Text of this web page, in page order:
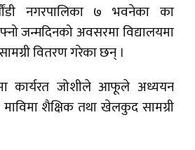
नगरपालिका ७ भवनेका का
जन्मदिनको अवसरमा विद्यालयमा
वितरण गरेका छन् ।
कार्यरत जोशीले आफूले अध्ययन
माविमा शैक्षिक तथा खेलकुद सामग्री